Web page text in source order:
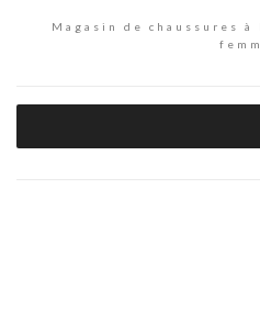
Magasin de chaussures